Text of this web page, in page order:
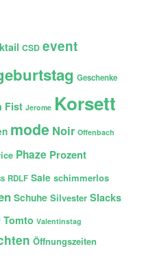
CSD event
Geschenke
Fist Jerome Korsett
mode Noir Offenbach
Phaze Prozent
RDLF Sale schimmerlos
Schuhe Silvester Slacks
Tomto Valentinstag
Öffnungszeiten